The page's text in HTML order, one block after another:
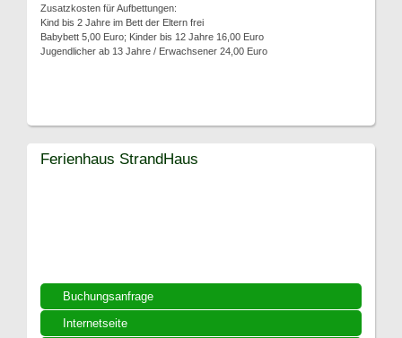
Zusatzkosten für Aufbettungen:
Kind bis 2 Jahre im Bett der Eltern frei
Babybett 5,00 Euro; Kinder bis 12 Jahre 16,00 Euro
Jugendlicher ab 13 Jahre / Erwachsener 24,00 Euro
Buchungsanfrage
Internetseite
Ferienhaus StrandHaus